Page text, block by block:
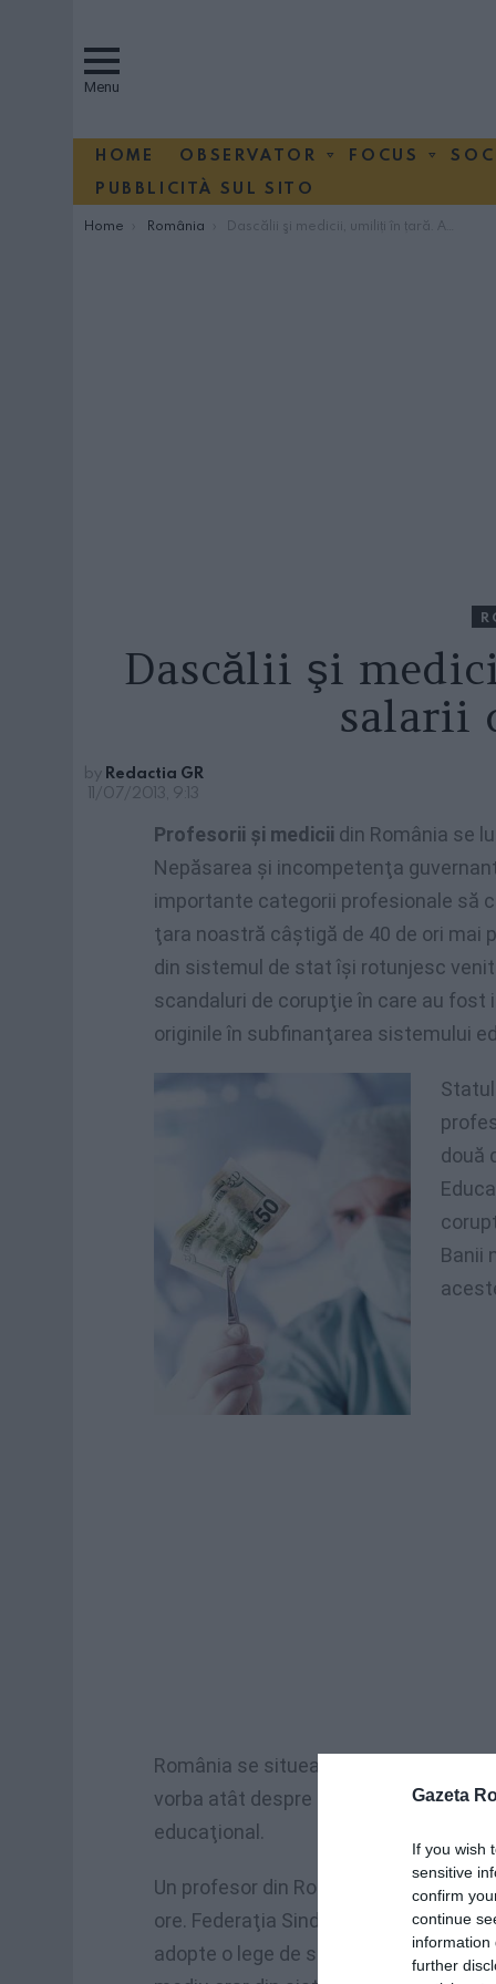
Gazeta
If you wish
sensitive
confirm
continue
information
further
Menu
HOME OBSERVATOR FOCUS
PUBBLICITÀ SUL SITO
You are here:
Home România Dascălii şi medicii, umiliţi în ţară. Au salarii de mizerie
Dascălii şi
salarii
by Redactia GR
11/07/2013, 9:13
Profesorii şi medicii din România se
Nepăsarea şi incompetenţa
importante categorii profesionale să
ţara noastră câştigă de 40 de ori mai
din sistemul de stat îşi rotunjesc
scandaluri de corupţie în care au
originile în subfinanţarea sistemului
două
Banii
România se situează pe unul dintre
vorba atât despre salarii, cât şi
educaţional.
Un profesor din România câştigă pe
ore. Federaţia Sindicatelor Libere din
adopte o lege de salarizare a